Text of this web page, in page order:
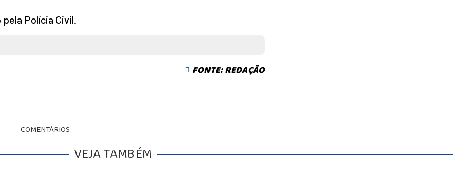
Polícia Civil.
FONTE: REDAÇÃO
COMENTÁRIOS
VEJA TAMBÉM